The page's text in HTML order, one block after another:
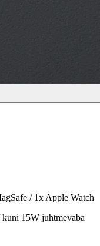
/ 1x Apple Watch
15W juhtmevaba